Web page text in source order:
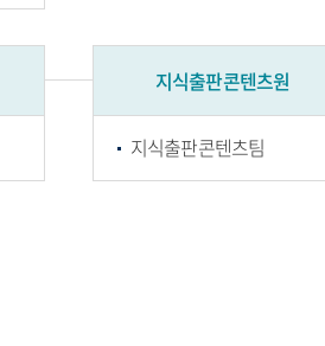
지식출판콘텐츠원
지식출판콘텐츠팀